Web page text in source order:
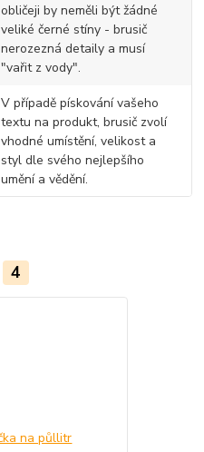
obličeji by neměli být žádné
veliké černé stíny - brusič
nerozezná detaily a musí
"vařit z vody".
V případě pískování vašeho
textu na produkt, brusič zvolí
vhodné umístění, velikost a
styl dle svého nejlepšího
umění a vědění.
4